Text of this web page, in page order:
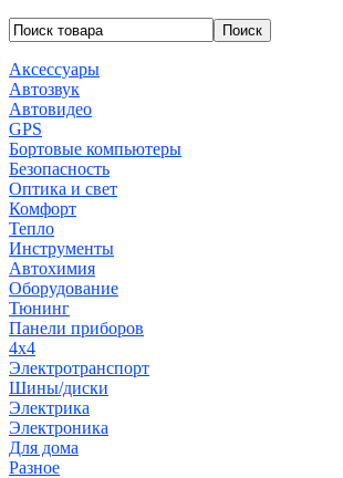
Аксессуары
Автозвук
Автовидео
GPS
Бортовые компьютеры
Безопасность
Оптика и свет
Комфорт
Тепло
Инструменты
Автохимия
Оборудование
Тюнинг
Панели приборов
4x4
Электротранспорт
Шины/диски
Электрика
Электроника
Для дома
Разное